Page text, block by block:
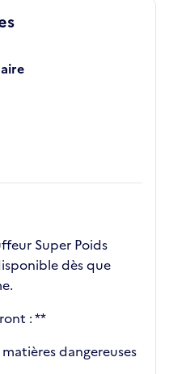
Super Poids
dès que
: **
dangereuses